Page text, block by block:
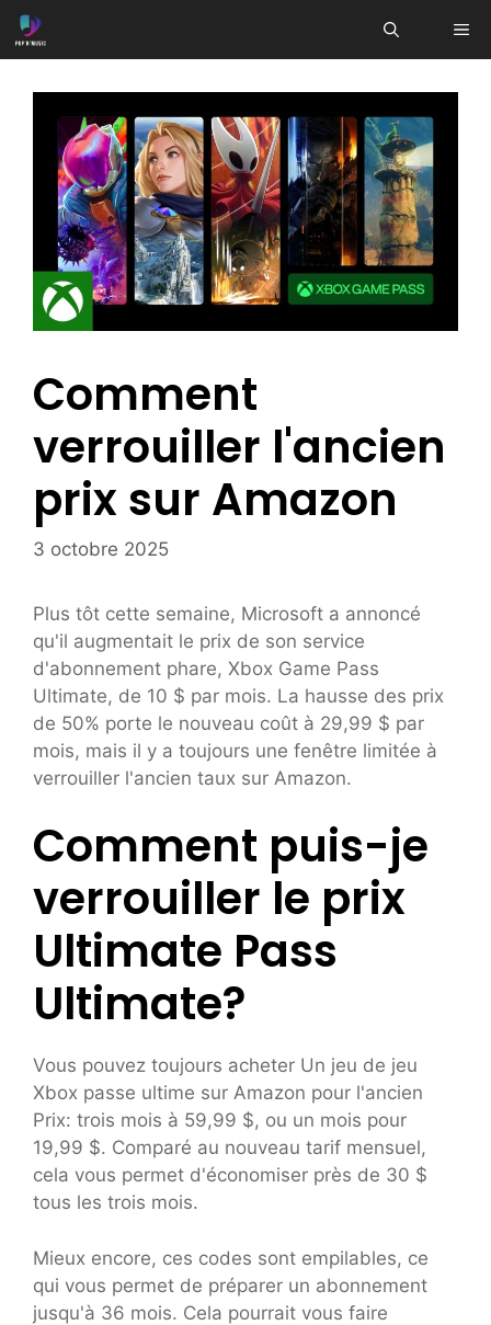
Aller
au
Comment
verrouiller l'ancien
prix sur Amazon
3 octobre 2025
Plus tôt cette semaine, Microsoft a annoncé
qu'il augmentait le prix de son service
d'abonnement phare, Xbox Game Pass
Ultimate, de 10 $ par mois. La hausse des prix
de 50% porte le nouveau coût à 29,99 $ par
mois, mais il y a toujours une fenêtre limitée à
verrouiller l'ancien taux sur Amazon.
Comment puis-je
verrouiller le prix
Ultimate Pass
Ultimate?
Vous pouvez toujours acheter Un jeu de jeu
Xbox passe ultime sur Amazon pour l'ancien
Prix: trois mois à 59,99 $, ou un mois pour
19,99 $. Comparé au nouveau tarif mensuel,
cela vous permet d'économiser près de 30 $
tous les trois mois.
Mieux encore, ces codes sont empilables, ce
qui vous permet de préparer un abonnement
jusqu'à 36 mois. Cela pourrait vous faire